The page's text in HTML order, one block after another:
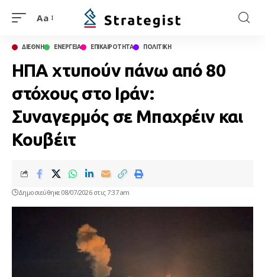
Aa
ΔΙΕΘΝΗ ΕΝΕΡΓΕΙΑ ΕΠΙΚΑΙΡΟΤΗΤΑ ΠΟΛΙΤΙΚΗ
ΗΠΑ χτυπούν πάνω από 80
στόχους στο Ιράν:
Συναγερμός σε Μπαχρέιν και
Κουβέιτ
Δημοσιεύθηκε 08/07/2026 στις 7:37 am